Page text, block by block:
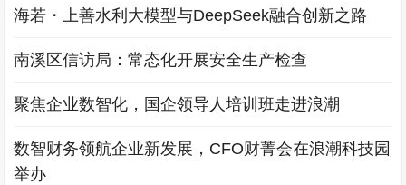
海若・上善水利大模型与DeepSeek融合创新之路
南溪区信访局：常态化开展安全生产检查
聚焦企业数智化，国企领导人培训班走进浪潮
数智财务领航企业新发展，CFO财菁会在浪潮科技园
举办